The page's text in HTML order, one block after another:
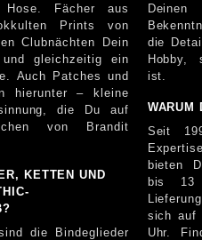
Fächer aus
Prints von
Clubnächten Dein
gleichzeitig ein
Auch Patches und
hierunter – kleine
die Du auf
von Brandit
KETTEN UND
die Bindeglieder
die Details, die
Hobby,
ist.
WARUM
Seit
bieten Dir den Blitzversand
bis 13
sich auf Deine Fragen
Uhr.